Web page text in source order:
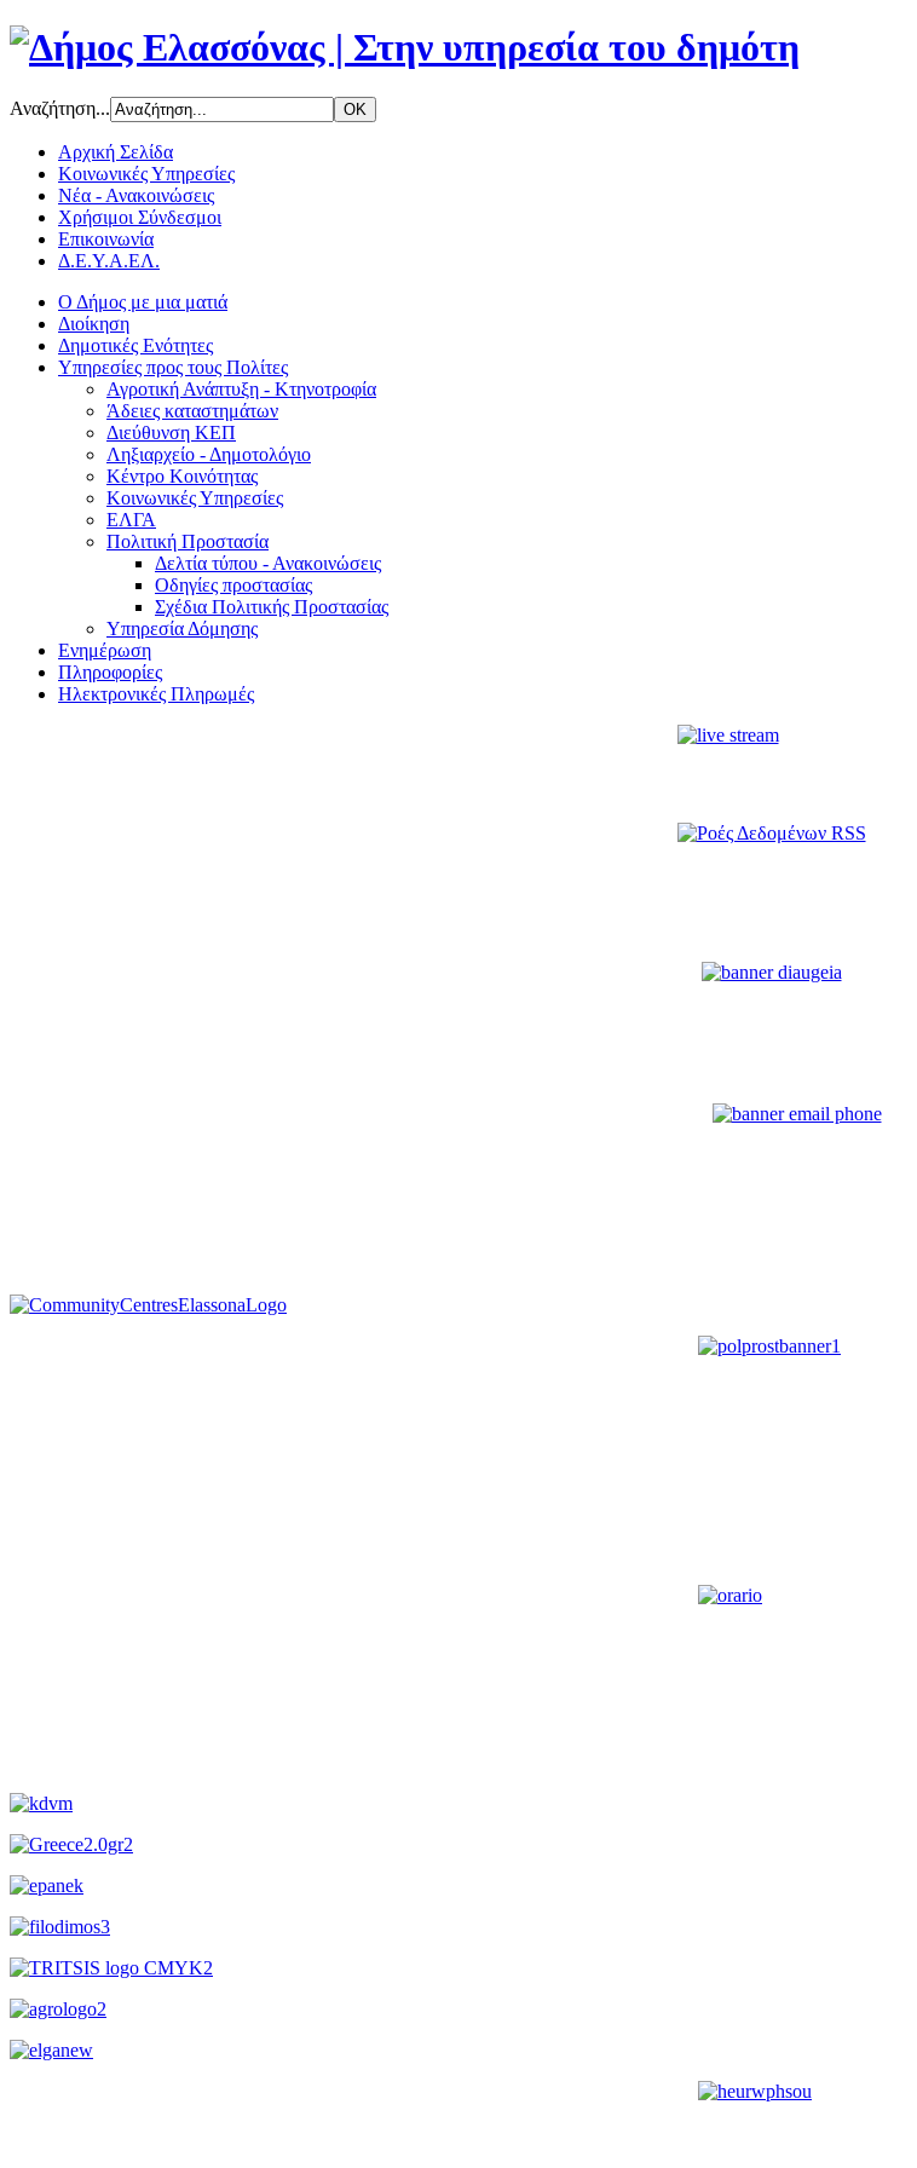
Αναζήτηση...
Αρχική Σελίδα
Κοινωνικές Υπηρεσίες
Νέα - Ανακοινώσεις
Χρήσιμοι Σύνδεσμοι
Επικοινωνία
Δ.Ε.Υ.Α.ΕΛ.
Ο Δήμος με μια ματιά
Διοίκηση
Δημοτικές Ενότητες
Υπηρεσίες προς τους Πολίτες
Αγροτική Ανάπτυξη - Κτηνοτροφία
Άδειες καταστημάτων
Διεύθυνση ΚΕΠ
Ληξιαρχείο - Δημοτολόγιο
Κέντρο Κοινότητας
Κοινωνικές Υπηρεσίες
ΕΛΓΑ
Πολιτική Προστασία
Δελτία τύπου - Ανακοινώσεις
Οδηγίες προστασίας
Σχέδια Πολιτικής Προστασίας
Υπηρεσία Δόμησης
Ενημέρωση
Πληροφορίες
Ηλεκτρονικές Πληρωμές